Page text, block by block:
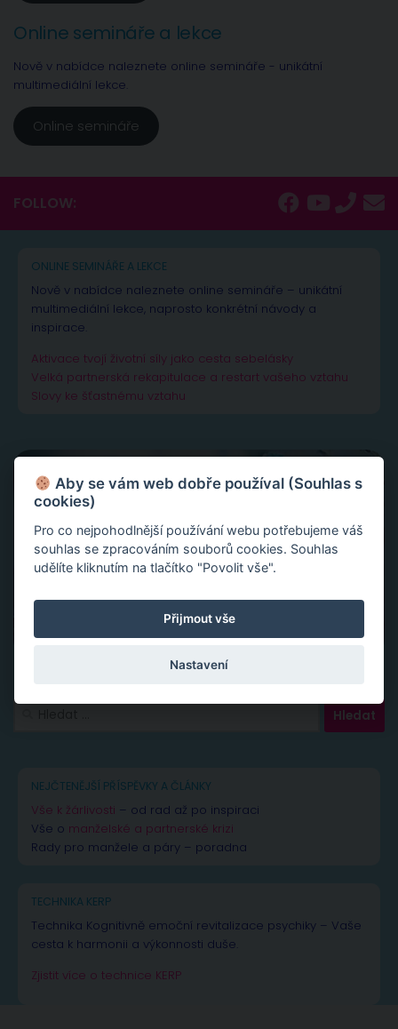
Online semináře a lekce
Nově v nabídce naleznete online semináře - unikátní
multimediální lekce.
Online semináře
FOLLOW:
ONLINE SEMINÁŘE A LEKCE
Nově v nabídce naleznete online semináře – unikátní
multimediální lekce, naprosto konkrétní návody a
inspirace.
Aktivace tvojí životní síly jako cesta sebelásky
Velká partnerská rekapitulace a restart vašeho vztahu
Slovy ke šťastnému vztahu
Vyhledávání
NEJČTENĚJŠÍ PŘÍSPĚVKY A ČLÁNKY
Vše k žárlivosti – od rad až po inspiraci
Vše o manželské a partnerské krizi
Rady pro manžele a páry – poradna
TECHNIKA KERP
Technika Kognitivně emoční revitalizace psychiky – Vaše
cesta k harmonii a výkonnosti duše.
Zjistit více o technice KERP
Aby se vám web dobře používal (Souhlas s
cookies)
Pro co nejpohodlnější používání webu potřebujeme váš
souhlas se zpracováním souborů cookies. Souhlas
udělíte kliknutím na tlačítko "Povolit vše".
Přijmout vše
Nastavení